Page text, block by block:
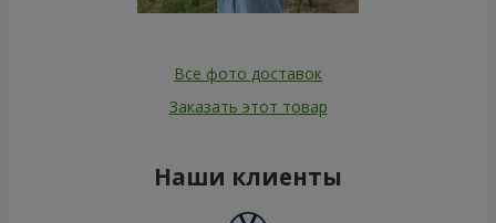
Все фото доставок
Заказать этот товар
Наши клиенты